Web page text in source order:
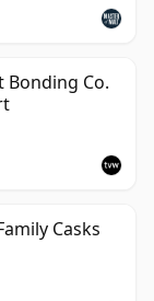
Bonding Co.
Casks